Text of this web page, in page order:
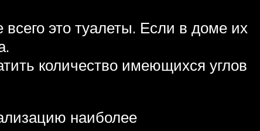
это туалеты. Если в доме их
количество имеющихся углов
наиболее